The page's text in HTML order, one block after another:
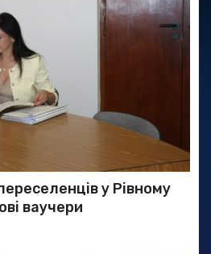
у Рівному
ваучери